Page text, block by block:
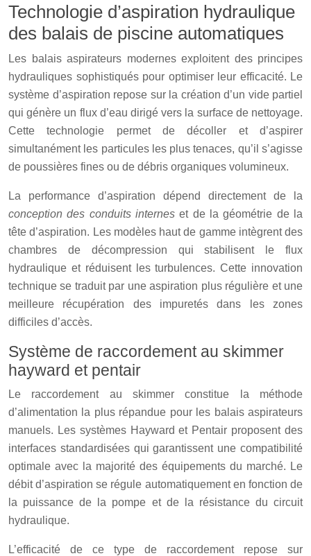
Technologie d’aspiration hydraulique
des balais de piscine automatiques
Les balais aspirateurs modernes exploitent des principes
hydrauliques sophistiqués pour optimiser leur efficacité. Le
système d’aspiration repose sur la création d’un vide partiel
qui génère un flux d’eau dirigé vers la surface de nettoyage.
Cette technologie permet de décoller et d’aspirer
simultanément les particules les plus tenaces, qu’il s’agisse
de poussières fines ou de débris organiques volumineux.
La performance d’aspiration dépend directement de la
conception des conduits interneset de la géométrie de la
tête d’aspiration. Les modèles haut de gamme intègrent des
chambres de décompression qui stabilisent le flux
hydraulique et réduisent les turbulences. Cette innovation
technique se traduit par une aspiration plus régulière et une
meilleure récupération des impuretés dans les zones
difficiles d’accès.
Système de raccordement au skimmer
hayward et pentair
Le raccordement au skimmer constitue la méthode
d’alimentation la plus répandue pour les balais aspirateurs
manuels. Les systèmes Hayward et Pentair proposent des
interfaces standardisées qui garantissent une compatibilité
optimale avec la majorité des équipements du marché. Le
débit d’aspiration se régule automatiquement en fonction de
la puissance de la pompe et de la résistance du circuit
hydraulique.
L’efficacité de ce type de raccordement repose sur